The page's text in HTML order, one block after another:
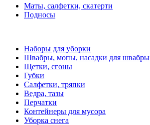
Маты, салфетки, скатерти
Подносы
Наборы для уборки
Швабры, мопы, насадки для швабры
Щетки, сгоны
Губки
Салфетки, тряпки
Ведра, тазы
Перчатки
Контейнеры для мусора
Уборка снега